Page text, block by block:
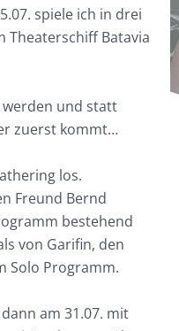
spiele ich in drei
Theaterschiff Batavia
und statt
zuerst kommt…
los.
Freund Bernd
bestehend
von Garifin, den
Solo Programm.
am 31.07. mit